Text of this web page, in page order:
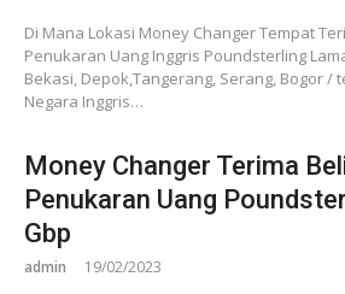
Di Mana Lokasi Money Changer Tempat
Penukaran Uang Inggris Poundsterling
Bekasi, Depok,Tangerang, Serang, Bogor /
Negara Inggris…
Money Changer Terima
Penukaran Uang
Gbp
admin 19/02/2023